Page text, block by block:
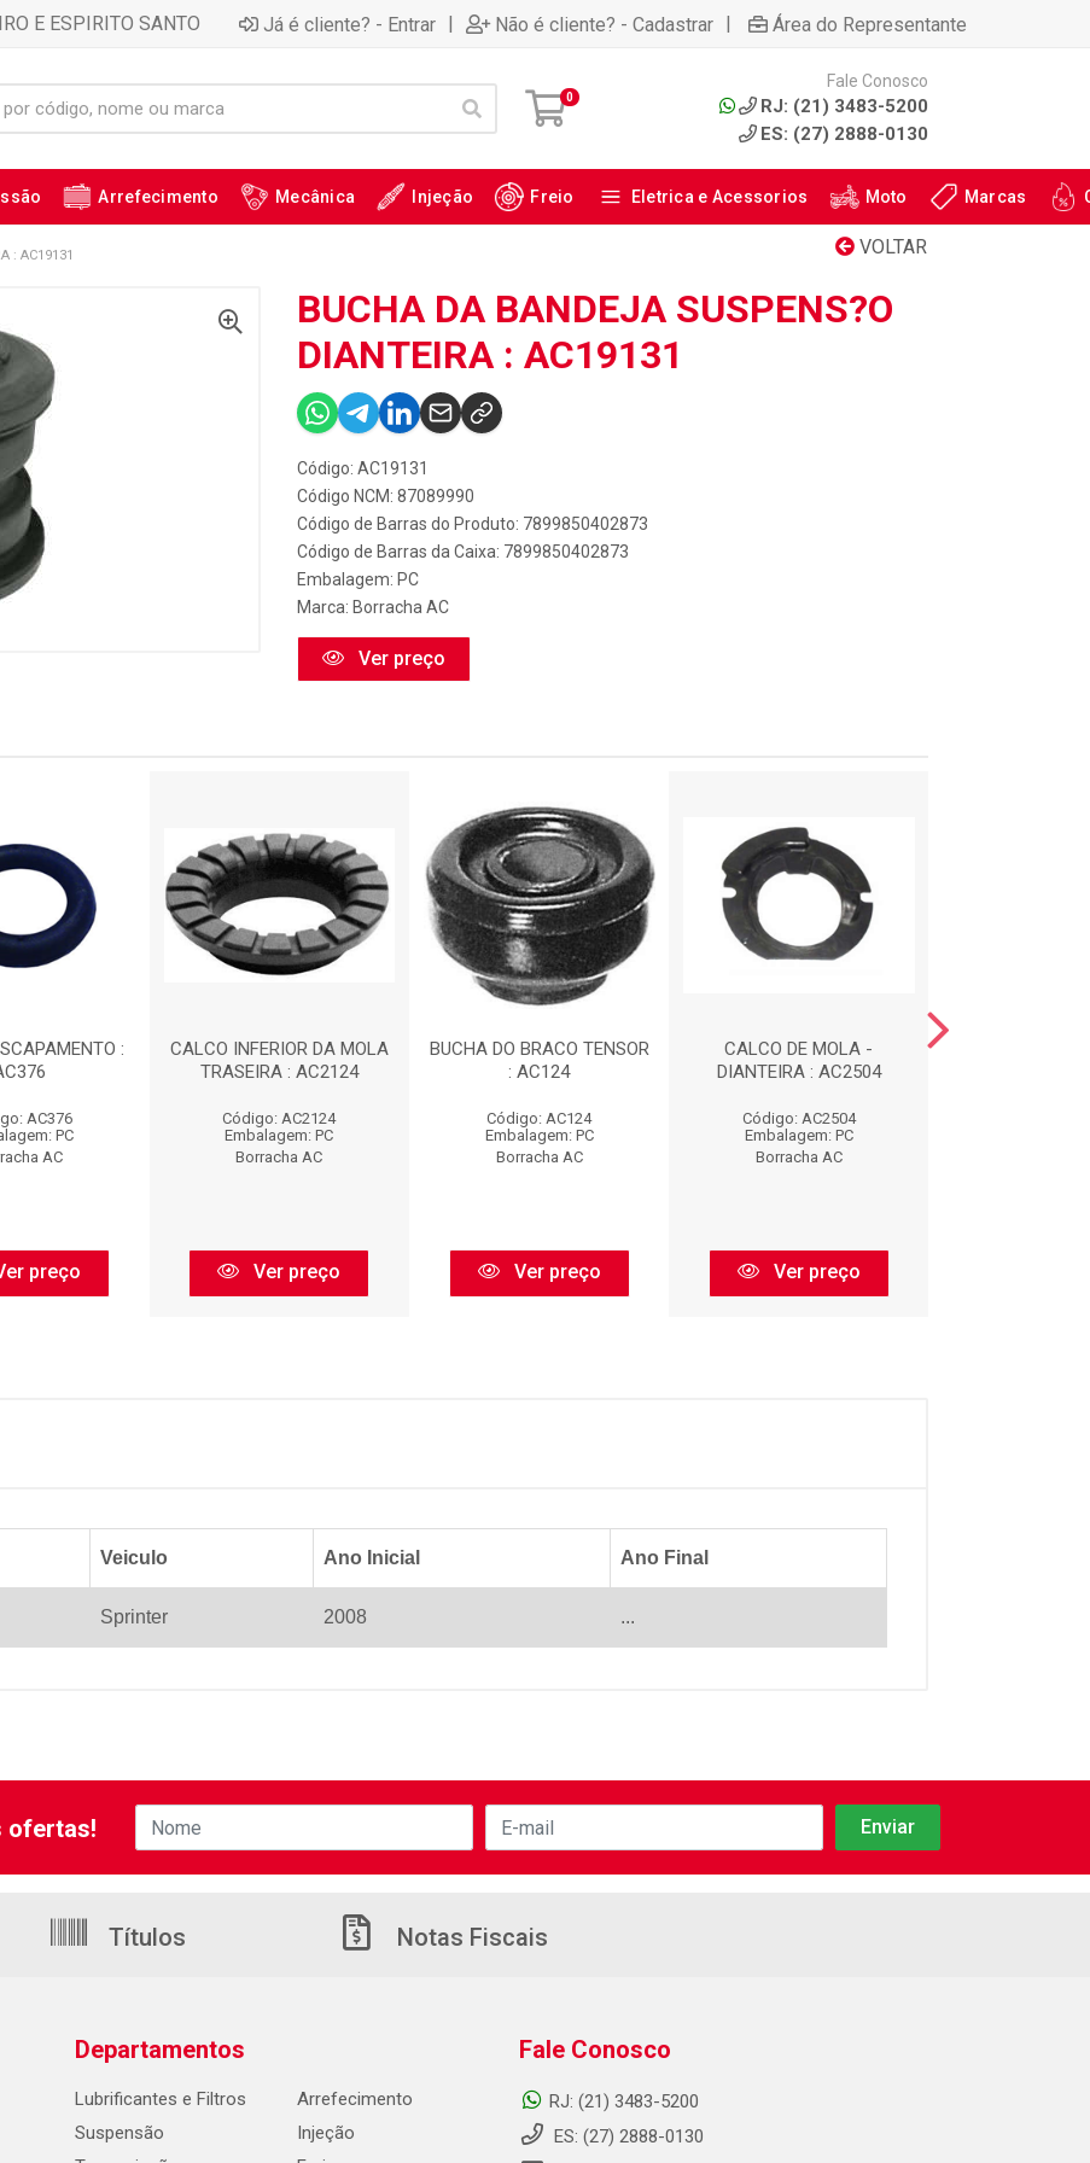
E ESPIRITO SANTO Já é cliente? - Entrar | Não é cliente? - Cadastrar | Área do Representante
0
Fale Conosco
RJ: (21) 3483-5200
ES: (27) 2888-0130
Arrefecimento Mecânica Injeção Freio Eletrica e Acessorios Moto Marcas
VOLTAR
: AC19131
BUCHA DA BANDEJA SUSPENS?O
DIANTEIRA : AC19131
Código: AC19131
Código NCM: 87089990
Código de Barras do Produto: 7899850402873
Código de Barras da Caixa: 7899850402873
Embalagem: PC
Marca: Borracha AC
Ver preço
:
AC376
PC
AC
preço
CALCO INFERIOR DA MOLA
TRASEIRA : AC2124
Código: AC2124
Embalagem: PC
Borracha AC
Ver preço
BUCHA DO BRACO TENSOR
: AC124
Código: AC124
Embalagem: PC
Borracha AC
Ver preço
CALCO DE MOLA -
DIANTEIRA : AC2504
Código: AC2504
Embalagem: PC
Borracha AC
Ver preço
Veiculo Ano Inicial Ano Final
Sprinter 2008 ...
ofertas!
Títulos Notas Fiscais
Departamentos
Lubrificantes e Filtros
Suspensão
Arrefecimento
Injeção
Fale Conosco
RJ: (21) 3483-5200
ES: (27) 2888-0130